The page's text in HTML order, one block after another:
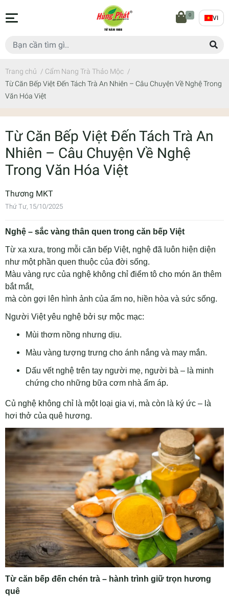
0 VI
Trang chủ / Cẩm Nang Trà Thảo Mộc /
Từ Căn Bếp Việt Đến Tách Trà An Nhiên – Câu Chuyện Về Nghệ Trong
Văn Hóa Việt
Từ Căn Bếp Việt Đến Tách Trà An
Nhiên – Câu Chuyện Về Nghệ
Trong Văn Hóa Việt
Thương MKT
Thứ Tư, 15/10/2025
Nghệ – sắc vàng thân quen trong căn bếp Việt
Từ xa xưa, trong mỗi căn bếp Việt, nghệ đã luôn hiện diện
như một phần quen thuộc của đời sống.
Màu vàng rực của nghệ không chỉ điểm tô cho món ăn thêm
bắt mắt,
mà còn gợi lên hình ảnh của ấm no, hiền hòa và sức sống.
Người Việt yêu nghệ bởi sự mộc mạc:
Mùi thơm nồng nhưng dịu.
Màu vàng tượng trưng cho ánh nắng và may mắn.
Dấu vết nghệ trên tay người mẹ, người bà – là minh
chứng cho những bữa cơm nhà ấm áp.
Củ nghệ không chỉ là một loại gia vị, mà còn là ký ức – là
hơi thở của quê hương.
Từ căn bếp đến chén trà – hành trình giữ trọn hương
quê